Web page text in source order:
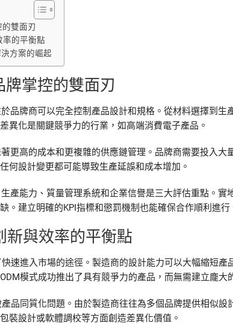
雙面刃
率的平衡點
方案的崛起
牌掌控的雙面刃
品牌商可以完全控制產品設計和規格。從材料選擇到
異化是關鍵競爭力的行業，如高端消費電子產品。
更高的成本和更複雜的供應鏈管理。品牌商需要投入
何設計變更都可能導致生產延誤和成本增加。
產能力、質量管理系統和企業信譽是三大評估重點。
。建立明確的KPI指標和懲罰機制也能確保合作順利進行
新與效率的平衡點
速進入市場的途徑。製造商的設計能力可以大幅縮短
模式成功推出了具有競爭力的產品，而無需建立龐大
品同質化問題。由於製造商往往為多個品牌提供相似設
裝設計或軟體調校等方面創造差異化價值。